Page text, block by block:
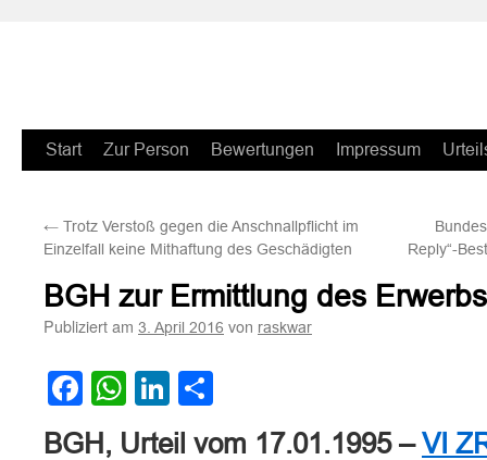
Zum
springen
Start Zur Person Bewertungen Impressum
← Trotz Verstoß gegen die Anschnallpflicht im
Einzelfall keine Mithaftung des Geschädigten
Reply“-
BGH zur Ermittlung des
Publiziert am 3. April 2016 von raskwar
Facebook
WhatsApp
LinkedIn
BGH, Urteil vom 17.01.1995 –VI